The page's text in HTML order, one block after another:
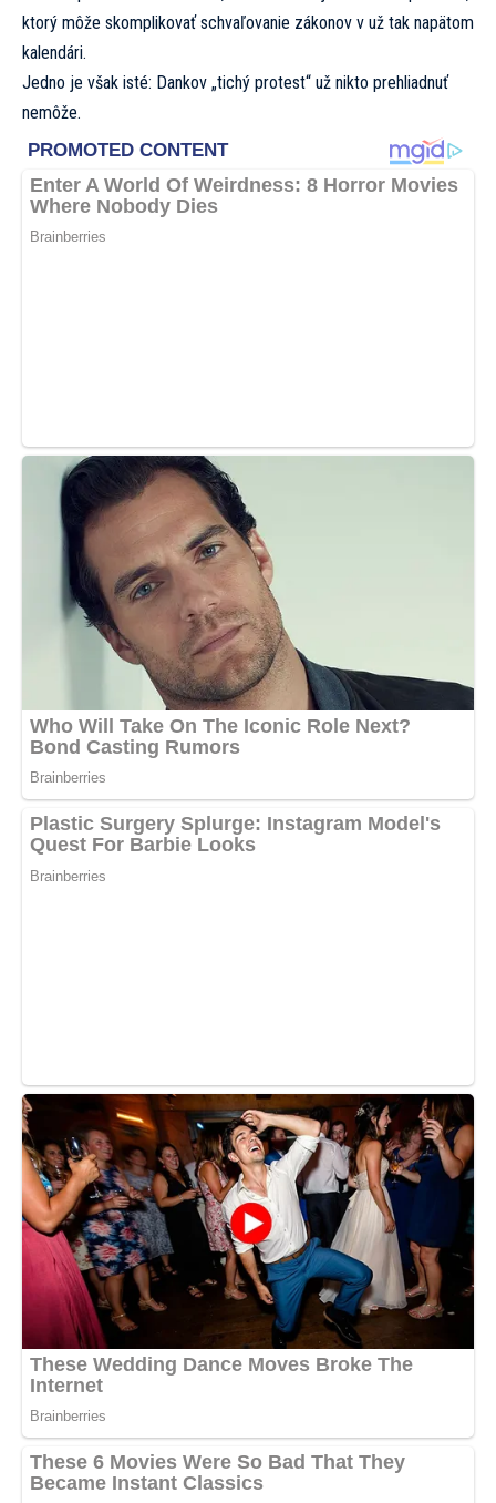
ktorý môže skomplikovať schvaľovanie zákonov v už tak napätom
kalendári.
Jedno je však isté: Dankov „tichý protest“ už nikto prehliadnuť
nemôže.